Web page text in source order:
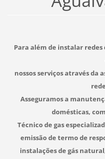
Para além de instalar redes
nossos serviços através da
Asseguramos a
domésticas,
Técnico de gas
emissão de termo de
instalações de gás